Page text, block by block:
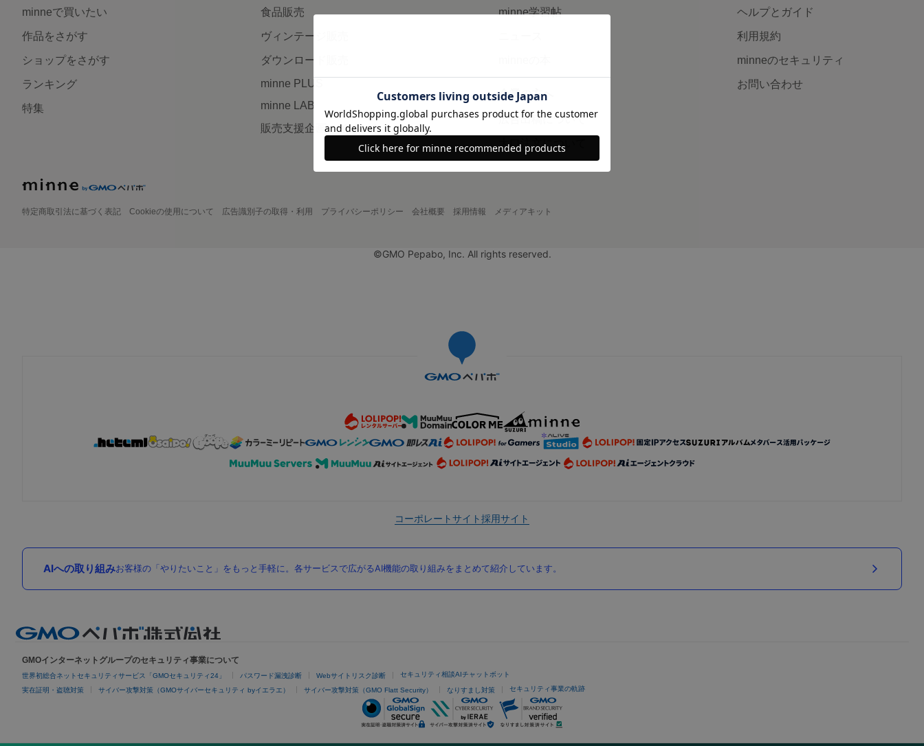
minneで買いたい
作品をさがす
ショップをさがす
ランキング
特集
食品販売
ヴィンテージ販売
ダウンロード販売
minne PLUS
minne LAB
販売支援企画・イベント
minne学習帖
企業の方へ
広告出稿について
大口注文について
ヘルプとガイド
利用規約
minneのセキュリティ
お問い合わせ
特定商取引法に基づく表記 Cookieの使用について 広告識別子の取得・利用 プライバシーポリシー 会社概要 採用情報 メディアキット
©GMO Pepabo, Inc. All rights reserved.
コーポレートサイト採用サイト
AIへの取り組みお客様の「やりたいこと」をもっと手軽に。各サービスで広がるAI機能の取り組みをまとめて紹介しています。
GMOインターネットグループのセキュリティ事業について
世界初総合ネットセキュリティサービス「GMOセキュリティ24」 パスワード漏洩診断 Webサイトリスク診断 セキュリティ相談AIチャットボット
実在証明・盗聴対策 サイバー攻撃対策（GMOサイバーセキュリティ byイエラエ） サイバー攻撃対策（GMO Flatt Security） なりすまし対策 セキュリティ事業の軌跡